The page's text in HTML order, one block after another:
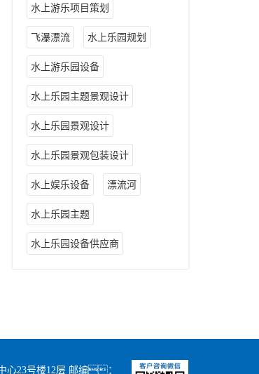
水上游乐项目策划
飞瀑漂流 水上乐园规划
水上游乐园设备
水上乐园主题景观设计
水上乐园景观设计
水上乐园景观包装设计
水上娱乐设备 漂流河
水上乐园主题
水上乐园设备供应商
心23号楼12层 邮编：